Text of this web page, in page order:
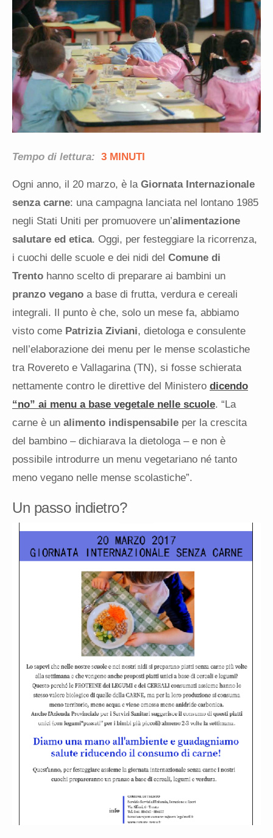
Tempo di lettura: 3 MINUTI
Ogni anno, il 20 marzo, è la Giornata Internazionale
senza carne: una campagna lanciata nel lontano 1985
negli Stati Uniti per promuovere un’alimentazione
salutare ed etica. Oggi, per festeggiare la ricorrenza,
i cuochi delle scuole e dei nidi del Comune di
Trento hanno scelto di preparare ai bambini un
pranzo vegano a base di frutta, verdura e cereali
integrali. Il punto è che, solo un mese fa, abbiamo
visto come Patrizia Ziviani, dietologa e consulente
nell’elaborazione dei menu per le mense scolastiche
tra Rovereto e Vallagarina (TN), si fosse schierata
nettamente contro le direttive del Ministero dicendo
“no” ai menu a base vegetale nelle scuole. “La
carne è un alimento indispensabile per la crescita
del bambino – dichiarava la dietologa – e non è
possibile introdurre un menu vegetariano né tanto
meno vegano nelle mense scolastiche”.
Un passo indietro?